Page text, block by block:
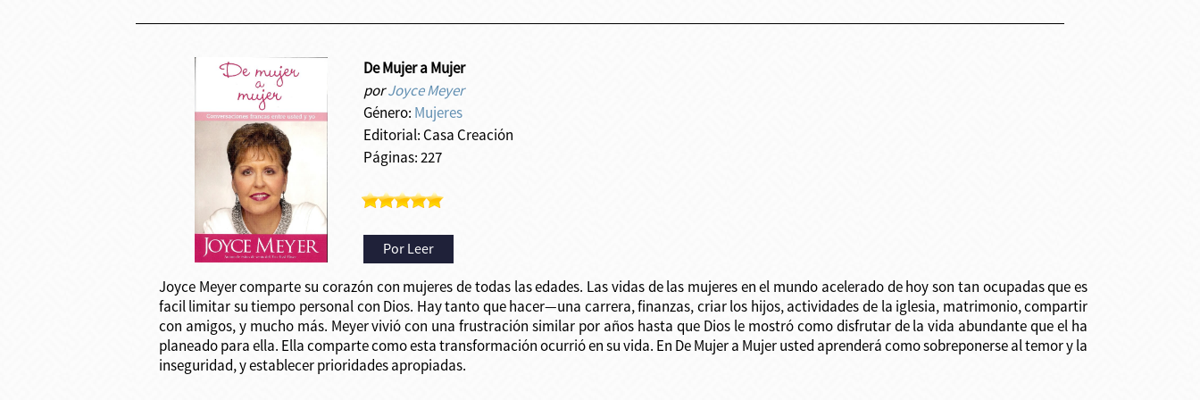
De Mujer a Mujer
porJoyce Meyer
Género: Mujeres
Editorial: Casa Creación
Páginas: 227
Por Leer
Joyce Meyer comparte su corazón con mujeres de todas las edades. Las vidas de las mujeres en el mundo acelerado de hoy son tan ocupadas que es
facil limitar su tiempo personal con Dios. Hay tanto que hacer—una carrera, finanzas, criar los hijos, actividades de la iglesia, matrimonio, compartir
con amigos, y mucho más. Meyer vivió con una frustración similar por años hasta que Dios le mostró como disfrutar de la vida abundante que el ha
planeado para ella. Ella comparte como esta transformación ocurrió en su vida. En De Mujer a Mujer usted aprenderá como sobreponerse al temor y la
inseguridad, y establecer prioridades apropiadas.